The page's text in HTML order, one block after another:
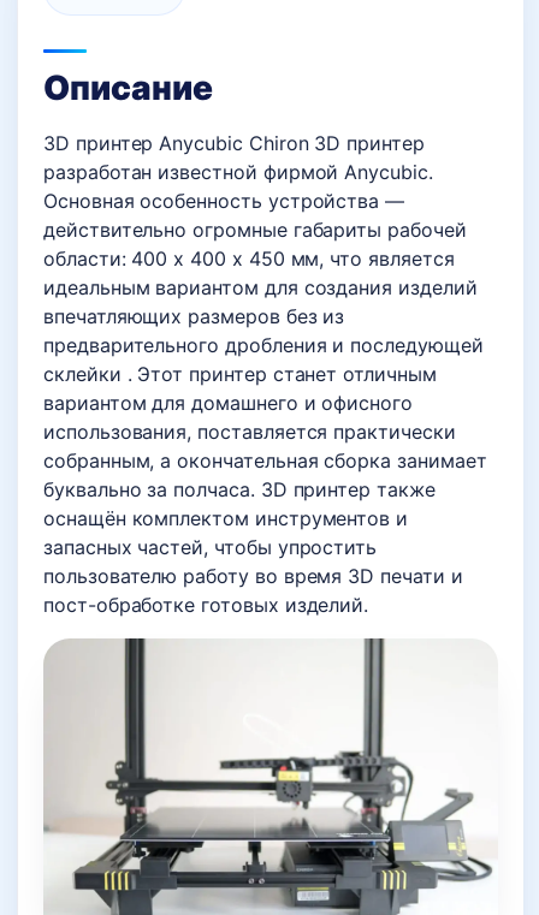
Описание
3D принтер Anycubic Chiron 3D принтер
разработан известной фирмой Anycubic.
Основная особенность устройства —
действительно огромные габариты рабочей
области: 400 x 400 x 450 мм, что является
идеальным вариантом для создания изделий
впечатляющих размеров без из
предварительного дробления и последующей
склейки . Этот принтер станет отличным
вариантом для домашнего и офисного
использования, поставляется практически
собранным, а окончательная сборка занимает
буквально за полчаса. 3D принтер также
оснащён комплектом инструментов и
запасных частей, чтобы упростить
пользователю работу во время 3D печати и
пост-обработке готовых изделий.